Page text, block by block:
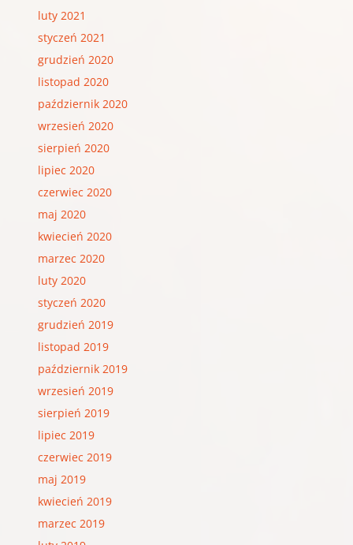
luty 2021
styczeń 2021
grudzień 2020
listopad 2020
październik 2020
wrzesień 2020
sierpień 2020
lipiec 2020
czerwiec 2020
maj 2020
kwiecień 2020
marzec 2020
luty 2020
styczeń 2020
grudzień 2019
listopad 2019
październik 2019
wrzesień 2019
sierpień 2019
lipiec 2019
czerwiec 2019
maj 2019
kwiecień 2019
marzec 2019